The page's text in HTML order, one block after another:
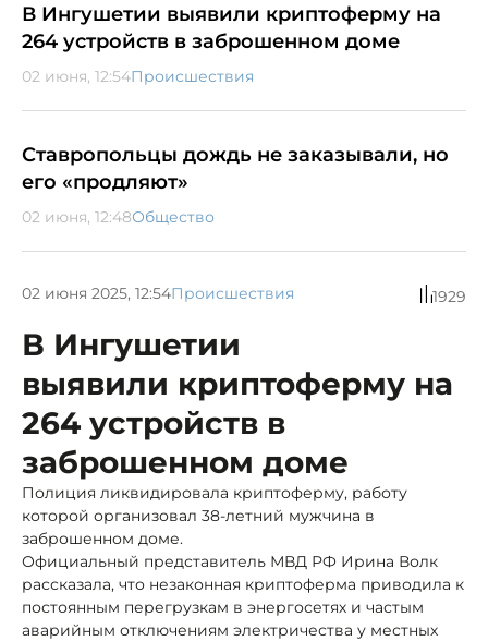
В Ингушетии выявили криптоферму на
264 устройств в заброшенном доме
02 июня, 12:54Происшествия
Ставропольцы дождь не заказывали, но
его «продляют»
02 июня, 12:48Общество
02 июня 2025, 12:54Происшествия 1929
В Ингушетии
выявили криптоферму на
264 устройств в
заброшенном доме
Полиция ликвидировала криптоферму, работу
которой организовал 38-летний мужчина в
заброшенном доме.
Официальный представитель МВД РФ Ирина Волк
рассказала, что незаконная криптоферма приводила к
постоянным перегрузкам в энергосетях и частым
аварийным отключениям электричества у местных